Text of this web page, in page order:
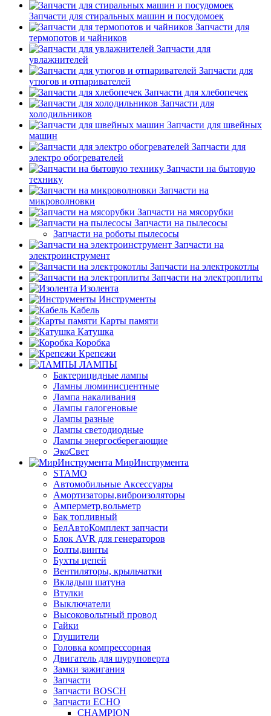
Запчасти для стиральных машин и посудомоек
Запчасти для
термопотов и чайников
Запчасти для
увлажнителей
Запчасти для
утюгов и отпаривателей
Запчасти для хлебопечек
Запчасти для
холодильников
Запчасти для швейных
машин
Запчасти для
электро обогревателей
Запчасти на бытовую
технику
Запчасти на
микроволновки
Запчасти на мясорубки
Запчасти на пылесосы
Запчасти на роботы пылесосы
Запчасти на
электроинструмент
Запчасти на электрокотлы
Запчасти на электроплиты
Изолента
Инструменты
Кабель
Карты памяти
Катушка
Коробка
Крепежи
ЛАМПЫ
Бактерицидные лампы
Ламны люминисцентные
Лампа накаливания
Лампы галогеновые
Лампы разные
Лампы светодиодные
Лампы энергосберегающие
ЭкоСвет
МирИнструмента
STAMO
Автомобильные Аксессуары
Амортизаторы,виброизоляторы
Амперметр,вольметр
Бак топливный
БелАвтоКомплект запчасти
Блок AVR для генераторов
Болты,винты
Бухты цепей
Вентиляторы, крыльчатки
Вкладыш шатуна
Втулки
Выключатели
Высоковольтный провод
Гайки
Глушители
Головка компрессорная
Двигатель для шуруповерта
Замки зажигания
Запчасти
Запчасти BOSCH
Запчасти ECHO
CHAMPION